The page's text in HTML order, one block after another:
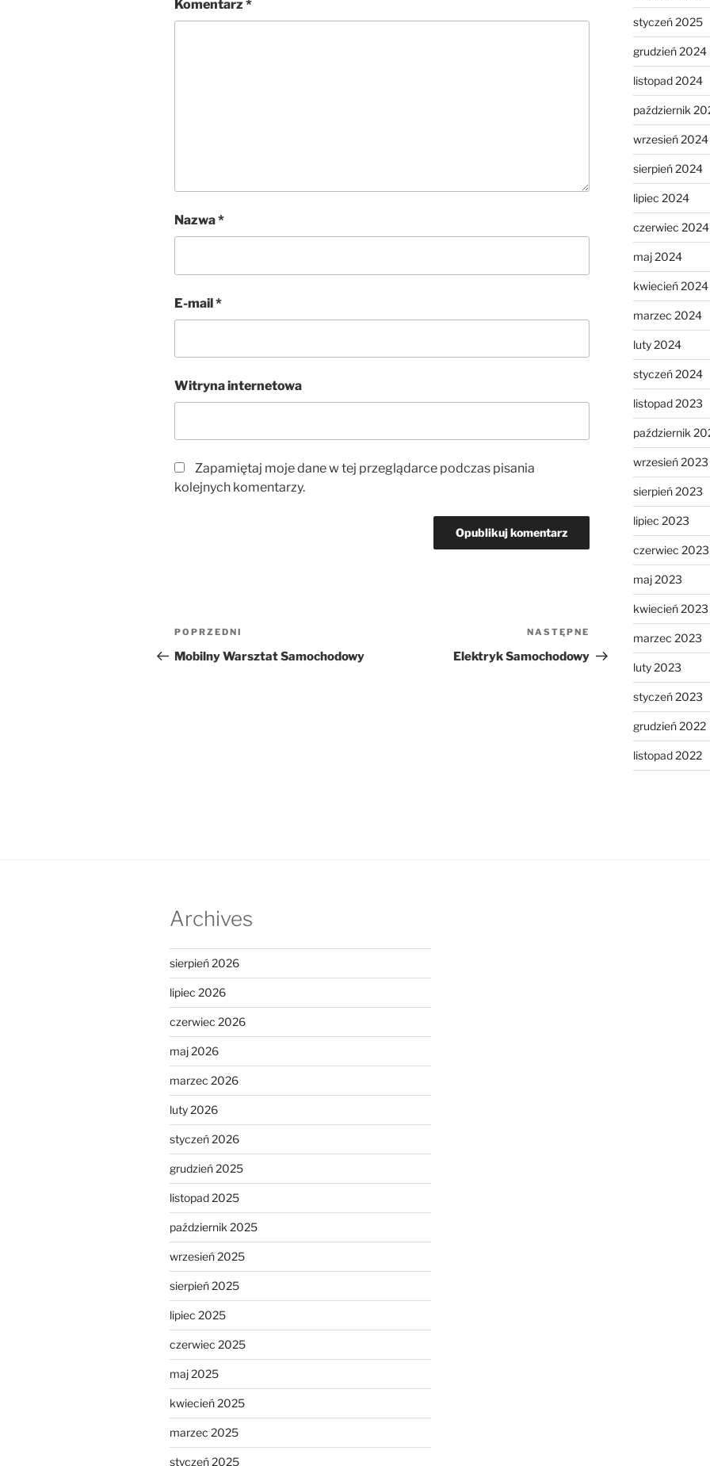
Komentarz *
Nazwa*
E-mail*
Witryna internetowa
Zapamiętaj moje dane w tej przeglądarce podczas pisania
kolejnych komentarzy.
Nawigacja
wpisu
Poprzedni
wpis
POPRZEDNI
Mobilny Warsztat Samochodowy
Następny
wpis
NASTĘPNE
Elektryk Samochodowy
styczeń 2025
grudzień 2024
listopad 2024
październik
wrzesień 2024
sierpień 2024
lipiec 2024
czerwiec 2024
maj 2024
kwiecień 2024
marzec 2024
luty 2024
styczeń 2024
listopad 2023
październik
wrzesień 2023
sierpień 2023
lipiec 2023
czerwiec 2023
maj 2023
kwiecień 2023
marzec 2023
luty 2023
styczeń 2023
grudzień 2022
listopad 2022
Archives
sierpień 2026
lipiec 2026
czerwiec 2026
maj 2026
marzec 2026
luty 2026
styczeń 2026
grudzień 2025
listopad 2025
październik 2025
wrzesień 2025
sierpień 2025
lipiec 2025
czerwiec 2025
maj 2025
kwiecień 2025
marzec 2025
styczeń 2025